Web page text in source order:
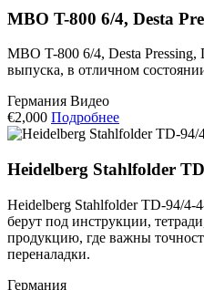
MBO T-800 6/4, Desta
MBO T-800 6/4, Desta Pressing,
выпуска, в отличном
Германия Видео
€2,000 Подробнее
Heidelberg Stahlfolder
Heidelberg Stahlfolder TD-94/4-
берут под инструкции,
продукцию, где важны
переналадки.
Германия